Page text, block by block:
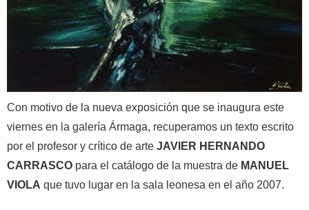
Con motivo de la nueva exposición que se inaugura este
viernes en la galería Ármaga, recuperamos un texto escrito
por el profesor y crítico de arte JAVIER HERNANDO
CARRASCO para el catálogo de la muestra de MANUEL
VIOLA que tuvo lugar en la sala leonesa en el año 2007.